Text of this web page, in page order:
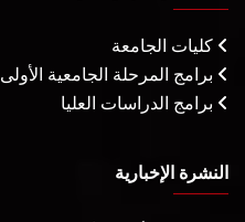
كليات الجامعة
برامج المرحلة الجامعية الأولى
برامج الدراسات العليا
النشرة الإخبارية